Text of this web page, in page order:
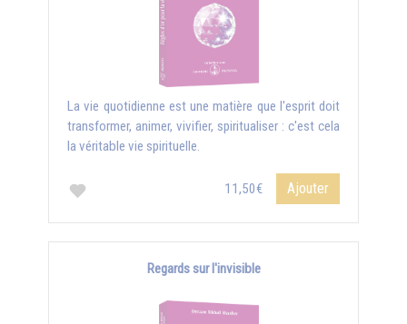
La vie quotidienne est une matière que l'esprit doit
transformer, animer, vivifier, spiritualiser : c'est cela
la véritable vie spirituelle.
11,50€ Ajouter
Regards sur l'invisible